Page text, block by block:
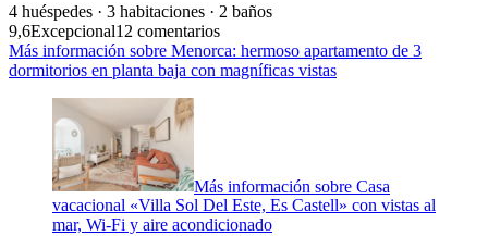
4 huéspedes · 3 habitaciones · 2 baños
9,6Excepcional12 comentarios
Más información sobre Menorca: hermoso apartamento de 3
dormitorios en planta baja con magníficas vistas
Más información sobre Casa
vacacional «Villa Sol Del Este, Es Castell» con vistas al
mar, Wi-Fi y aire acondicionado